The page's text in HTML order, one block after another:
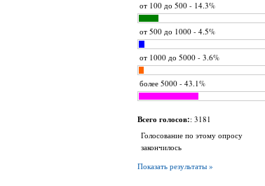
от 100 до 500 - 14.3%
от 500 до 1000 - 4.5%
от 1000 до 5000 - 3.6%
более 5000 - 43.1%
Всего голосов:: 3181
Голосование по этому опросу
закончилось
Показать результаты »